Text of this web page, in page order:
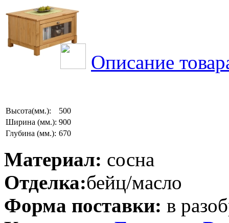
Описание
Высота(мм.):
500
Ширина (мм.): 900
Глубина (мм.): 670
Материал: сосна
Отделка:бейц/масло
Форма поставки: в